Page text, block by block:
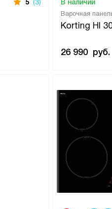
5 (3)
Варочная
Korting HI
В наличии
26 990 руб.